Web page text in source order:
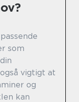
som
vigtigt at
og
kan